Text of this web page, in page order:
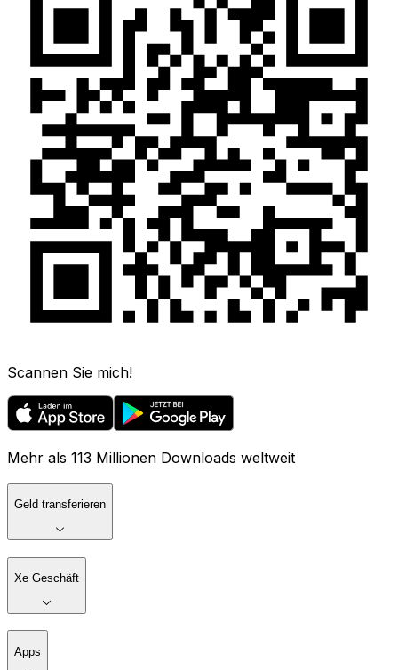
Scannen Sie mich!
Mehr als 113 Millionen Downloads weltweit
Geld transferieren
Xe Geschäft
Apps